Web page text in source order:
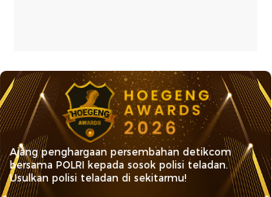
Ajang penghargaan persembahan detikcom
bersama POLRI kepada sosok polisi teladan.
Usulkan polisi teladan di sekitarmu!